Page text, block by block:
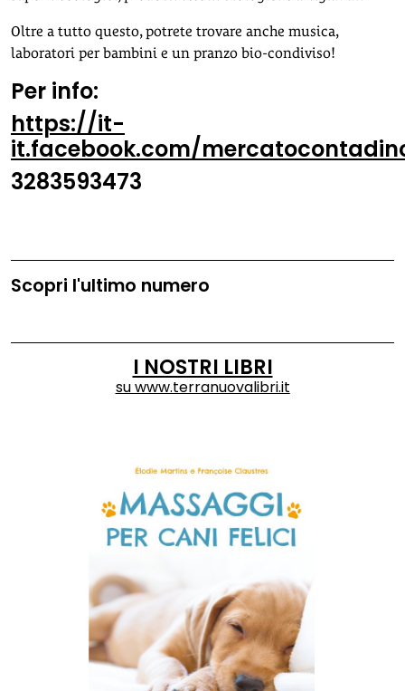
Oltre a tutto questo, potrete trovare anche musica,
laboratori per bambini e un pranzo bio-condiviso!
Per info:
https://it-
it.facebook.com/
3283593473
Scopri l'ultimo numero
I NOSTRI LIBRI
suwww.terranuovalibri.it